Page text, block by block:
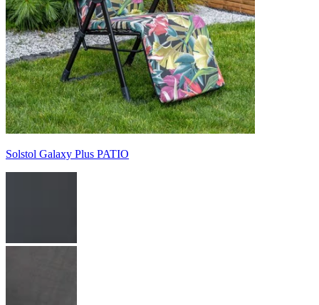
Solstol Galaxy Plus PATIO